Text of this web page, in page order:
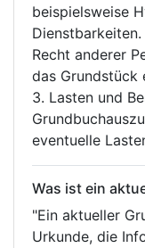
beispielsweise
Recht anderer
das Grundstück
3. Lasten und
eventuelle
Was ist ein
"Ein aktueller
Urkunde, die